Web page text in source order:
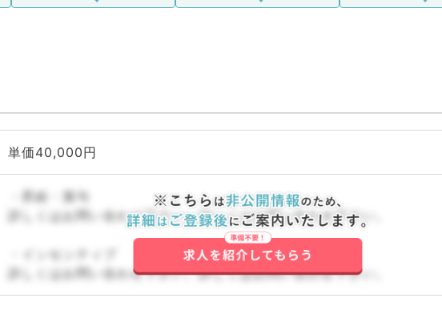
単価40,000円
・昇給・賞与
詳しくはお問い合わせ下さい。詳しくはお問い合わせ下さい。
・インセンティブ
詳しくはお問い合わせ下さい。詳しくはお問い合わせ下さい。